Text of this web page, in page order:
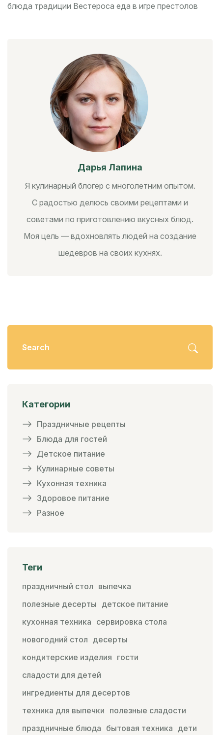
блюда традиции Вестероса еда в игре престолов
Дарья Лапина
Я кулинарный блогер с многолетним опытом.
С радостью делюсь своими рецептами и
советами по приготовлению вкусных блюд.
Моя цель — вдохновлять людей на создание
шедевров на своих кухнях.
Категории
Праздничные рецепты
Блюда для гостей
Детское питание
Кулинарные советы
Кухонная техника
Здоровое питание
Разное
Теги
праздничный стол выпечка
полезные десерты детское питание
кухонная техника сервировка стола
новогодний стол десерты
кондитерские изделия гости
сладости для детей
ингредиенты для десертов
техника для выпечки полезные сладости
праздничные блюда бытовая техника дети